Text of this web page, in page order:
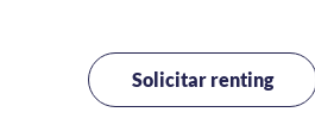
Solicitar renting